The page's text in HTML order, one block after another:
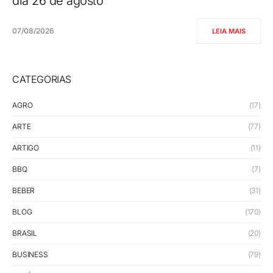
07/08/2026 LEIA MAIS
CATEGORIAS
AGRO (17)
ARTE (77)
ARTIGO (11)
BBQ (7)
BEBER (31)
BLOG (170)
BRASIL (20)
BUSINESS (79)